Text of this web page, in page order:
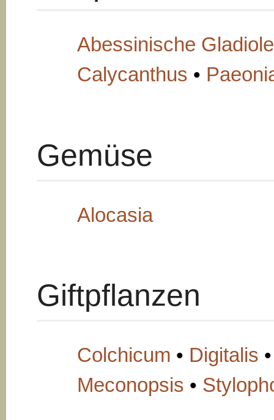
Abessinische Gladiole
Calycanthus •
Gemüse
Alocasia
Giftpflanzen
Colchicum • Digitalis •
Meconopsis •